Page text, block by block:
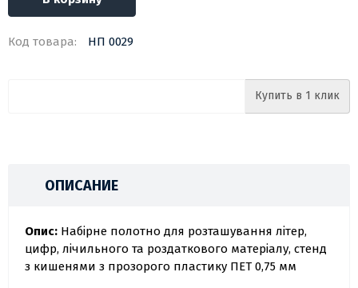
Код товара: НП 0029
Купить в 1 клик
ОПИСАНИЕ
Опис: Набірне полотно для розташування літер,
цифр, лічильного та роздаткового матеріалу, стенд
з кишенями з прозорого пластику ПЕТ 0,75 мм